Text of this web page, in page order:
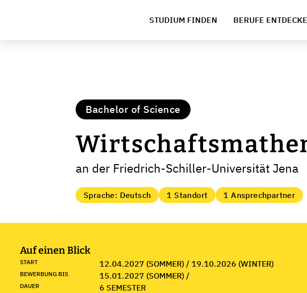
STUDIUM FINDEN BERUFE
Bachelor of Science
an der Friedrich-Schiller-Universität Jena
Sprache: Deutsch 1 Standort 1 Ansprechpartner
Auf einen Blick
START 12.04.2027 (SOMMER) / 19.10.2026 (WINTER)
BEWERBUNG BIS 15.01.2027 (SOMMER) /
DAUER 6 SEMESTER